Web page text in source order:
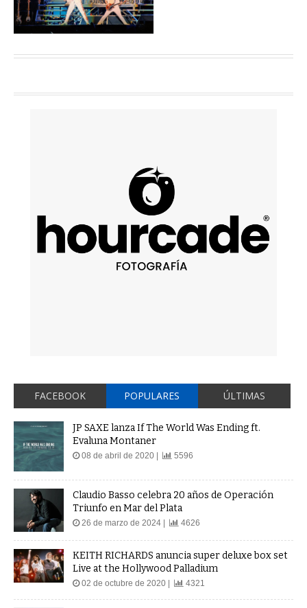
FACEBOOK POPULARES ÚLTIMAS
JP SAXE lanza If The World Was Ending ft.
Evaluna Montaner
08 de abril de 2020 | 5596
Claudio Basso celebra 20 años de Operación
Triunfo en Mar del Plata
26 de marzo de 2024 | 4626
KEITH RICHARDS anuncia super deluxe box set
Live at the Hollywood Palladium
02 de octubre de 2020 | 4321